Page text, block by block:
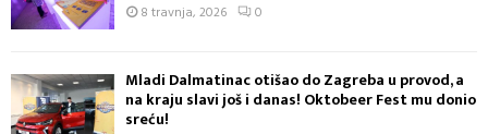
8 travnja, 2026 0
Mladi Dalmatinac otišao do Zagreba u provod, a
na kraju slavi još i danas! Oktobeer Fest mu donio
sreću!